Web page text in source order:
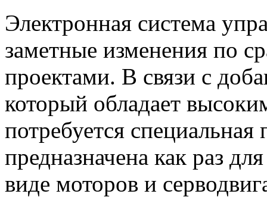
Электронная система
заметные изменения по
проектами. В связи с
который обладает
потребуется
предназначена как раз
виде моторов и